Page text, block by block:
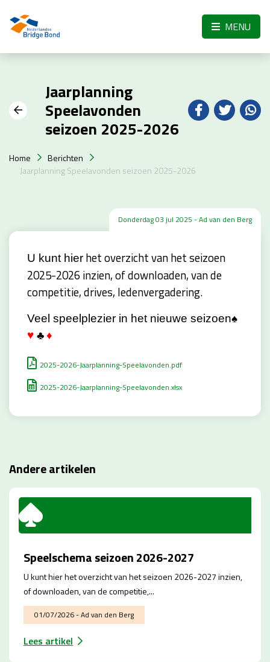
MENU
Jaarplanning
Speelavonden
seizoen 2025-2026
Home
Berichten
Jaarplanning Speelavonden seizoen 2025-2026
Donderdag 03 jul 2025 - Ad van den Berg
U kunt hier het overzicht van het seizoen
2025-2026 inzien, of downloaden, van de
competitie, drives, ledenvergadering.
Veel speelplezier in het nieuwe seizoen♠
♥ ♣♦
2025-2026-Jaarplanning-Speelavonden.pdf
2025-2026-Jaarplanning-Speelavonden.xlsx
Andere artikelen
Speelschema seizoen 2026-2027
U kunt hier het overzicht van het seizoen 2026-2027 inzien,
of downloaden, van de competitie,...
01/07/2026 - Ad van den Berg
Lees artikel